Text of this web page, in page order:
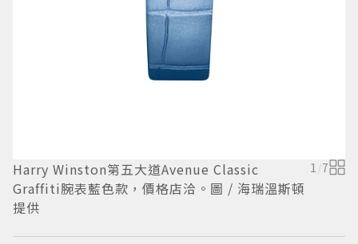
Harry Winston第五大道Avenue Classic
Graffiti腕表藍色款，價格店洽。圖 / 海瑞溫斯頓
提供
1/7